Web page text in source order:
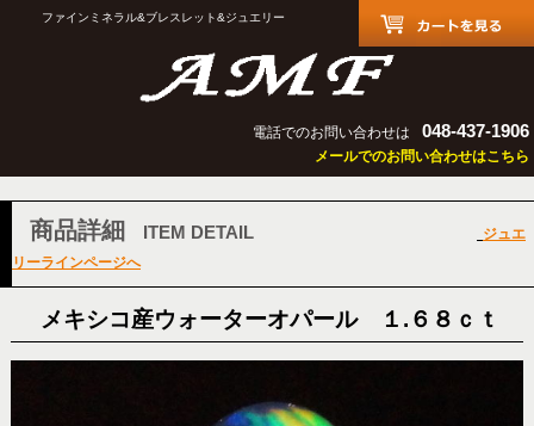
ファインミネラル&ブレスレット&ジュエリー
電話でのお問い合わせは 048-437-1906
メールでのお問い合わせはこちら
商品詳細 ITEM DETAIL
ジュエ
リーラインページへ
メキシコ産ウォーターオパール １.６８ｃｔ